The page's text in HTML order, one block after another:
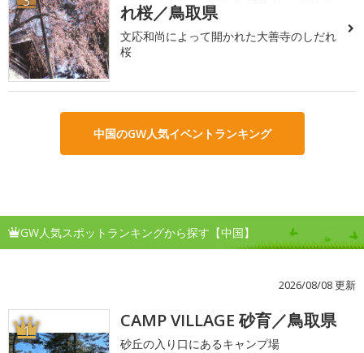
れ桜／鳥取県
文応和尚によって開かれた大善寺のしだれ
桜
中国のGW人気イベントランキング
GW人気スポットランキングから探す【中国】
2026/08/08 更新
1 CAMP VILLAGE 砂育／鳥取県
砂丘の入り口にあるキャンプ場